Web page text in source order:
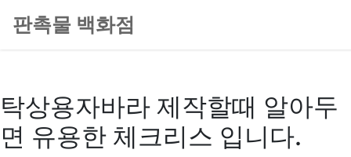
판촉물 백화점
탁상용자바라 제작할때 알아두
면 유용한 체크리스 입니다.